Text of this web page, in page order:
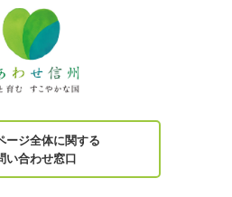
ージ全体に関する
い合わせ窓口